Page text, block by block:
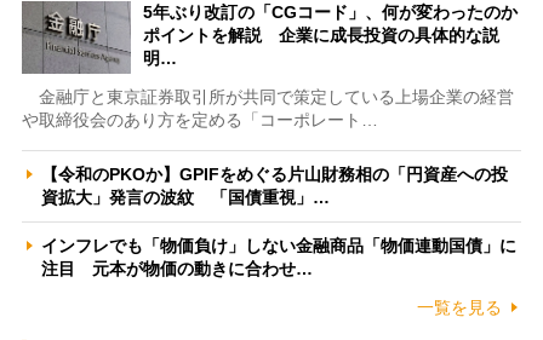
5年ぶり改訂の「CGコード」、何が変わったのか
ポイントを解説 企業に成長投資の具体的な説
明…
金融庁と東京証券取引所が共同で策定している上場企業の経営
や取締役会のあり方を定める「コーポレート…
【令和のPKOか】GPIFをめぐる片山財務相の「円資産への投
資拡大」発言の波紋 「国債重視」…
インフレでも「物価負け」しない金融商品「物価連動国債」に
注目 元本が物価の動きに合わせ…
一覧を見る